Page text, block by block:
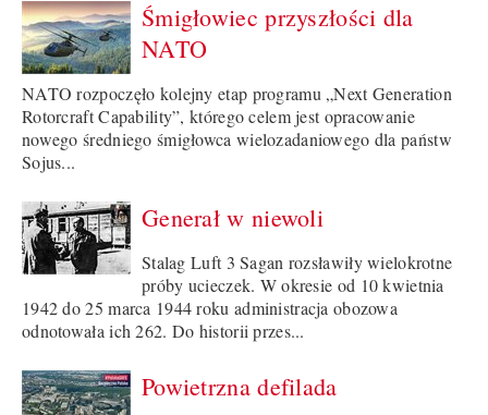
Śmigłowiec przyszłości dla
NATO
NATO rozpoczęło kolejny etap programu „Next Generation
Rotorcraft Capability”, którego celem jest opracowanie
nowego średniego śmigłowca wielozadaniowego dla państw
Sojus...
Generał w niewoli
Stalag Luft 3 Sagan rozsławiły wielokrotne
próby ucieczek. W okresie od 10 kwietnia
1942 do 25 marca 1944 roku administracja obozowa
odnotowała ich 262. Do historii przes...
Powietrzna defilada